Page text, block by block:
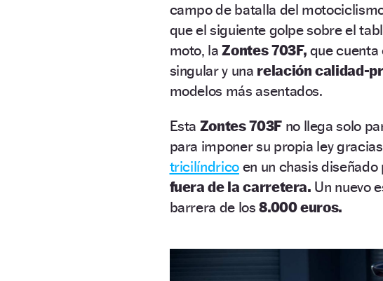
campo de batalla del
que el siguiente golpe sobre el
moto, laZontes 703F, que cuenta
singular y una relación calidad-
modelos más asentados.
Esta Zontes 703Fno llega solo
para imponer su propia ley
tricilíndricoen un chasis
fuera de la carretera. Un nuevo
barrera de los8.000 euros.